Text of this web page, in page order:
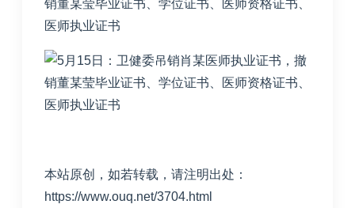
本站原创，如若转载，请注明出处：
https://www.ouq.net/3704.html